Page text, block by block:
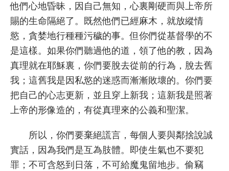
他們心地昏昧，因自己無知，心裏剛硬而與上帝所
賜的生命隔絕了。既然他們已經麻木，就放縱情
慾，貪婪地行種種污穢的事。但你們從基督學的不
是這樣。如果你們聽過他的道，領了他的教，因為
真理就在耶穌裏，你們要脫去從前的行為，脫去舊
我；這舊我是因私慾的迷惑而漸漸敗壞的。你們要
把自己的心志更新，並且穿上新我；這新我是照著
上帝的形像造的，有從真理來的公義和聖潔。
所以，你們要棄絕謊言，每個人要與鄰捨說誠
實話，因為我們是互為肢體。即使生氣也不要犯
罪；不可含怒到日落，不可給魔鬼留地步。偷竊